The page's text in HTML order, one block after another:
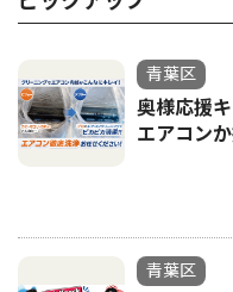
青葉区
奥様応援
エアコン
青葉区